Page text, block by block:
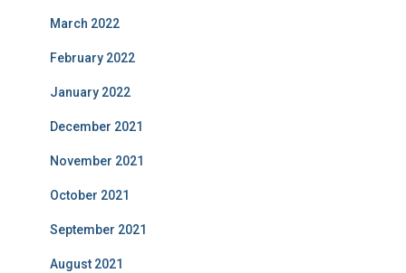
March 2022
February 2022
January 2022
December 2021
November 2021
October 2021
September 2021
August 2021